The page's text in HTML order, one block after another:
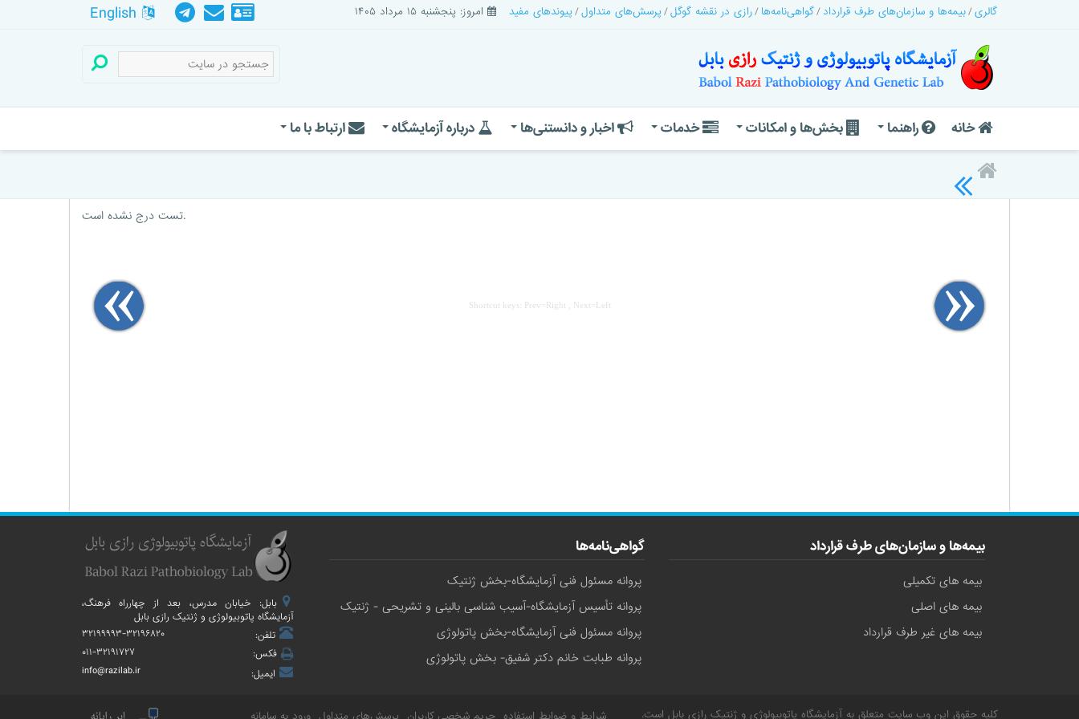
گالری بیمه‌ها و سازمان‌های طرف قرارداد گواهی‌نامه‌ها رازی در نقشه گوگل پرسش‌های متداول پیوندهای مفید امروز: پنجشنبه ۱۵ مرداد ۱۴۰۵
خانه راهنما بخش‌ها و امکانات خدمات اخبار و دانستنی‌ها درباره آزمایشگاه ارتباط با ما
تست درج نشده است.
Shortcut keys: Prev=Right , Next=Left
بیمه‌ها و سازمان‌های طرف قرارداد
بیمه های تکمیلی
بیمه های اصلی
بیمه های غیر طرف قرارداد
گواهی‌نامه‌ها
پروانه مسئول فنی آزمایشگاه-بخش ژنتیک
پروانه تأسیس آزمایشگاه-آسیب شناسی بالینی و تشریحی - ژنتیک
پروانه مسئول فنی آزمایشگاه-بخش پاتولوژی
پروانه طبابت خانم دکتر شفیق- بخش پاتولوژی
بابل: خیابان مدرس، بعد از چهارراه فرهنگ،
آزمایشگاه پاتوبیولوژی و ژنتیک رازی بابل
تلفن:
۳۲۱۹۹۹۹۳-۳۲۱۹۶۸۲۰
فکس:
۰۱۱-۳۲۱۹۱۷۲۷
ایمیل:
info@razilab.ir
کلیه حقوق این وب سایت متعلق به آزمایشگاه پاتوبیولوژی و ژنتیک رازی بابل است.